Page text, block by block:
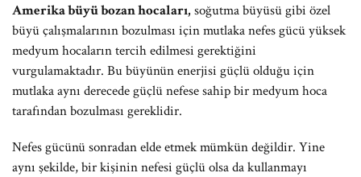
Amerika büyü bozan hocaları,soğutma büyüsü gibi özel
büyü çalışmalarının bozulması için mutlaka nefes gücü yüksek
medyum hocaların tercih edilmesi gerektiğini
vurgulamaktadır. Bu büyünün enerjisi güçlü olduğu için
mutlaka aynı derecede güçlü nefese sahip bir medyum hoca
tarafından bozulması gereklidir.
Nefes gücünü sonradan elde etmek mümkün değildir. Yine
aynı şekilde, bir kişinin nefesi güçlü olsa da kullanmayı